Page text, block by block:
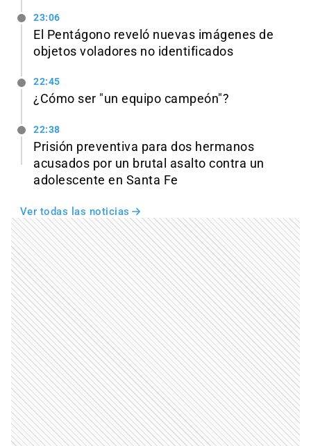
23:06
El Pentágono reveló nuevas imágenes de
objetos voladores no identificados
22:45
¿Cómo ser "un equipo campeón"?
22:38
Prisión preventiva para dos hermanos
acusados por un brutal asalto contra un
adolescente en Santa Fe
Ver todas las noticias